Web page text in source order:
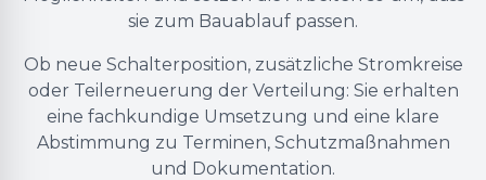
sie zum Bauablauf passen.
Ob neue Schalterposition, zusätzliche Stromkreise
oder Teilerneuerung der Verteilung: Sie erhalten
eine fachkundige Umsetzung und eine klare
Abstimmung zu Terminen, Schutzmaßnahmen
und Dokumentation.